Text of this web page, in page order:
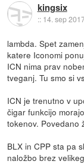
kingsix
:: 14. sep
lambda. Spet
katere Iconomi
ICN nima prav
tveganj. Tu smo si
ICN je trenutno v
čigar funkcijo
tokenov. Povedano
BLX in CPP sta pa
naložbo brez